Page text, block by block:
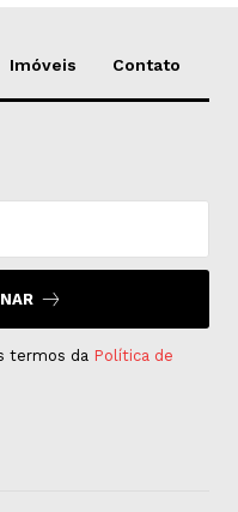
Imóveis Contato
termos da Política de